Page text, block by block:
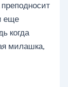
еще
когда
милашка,